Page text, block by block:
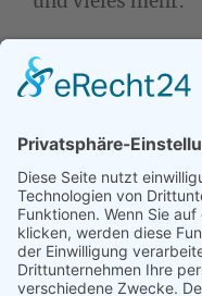
Wir treffen uns
Ablauf und
Nach Zusage/
möglich. Bei einer
kompletten